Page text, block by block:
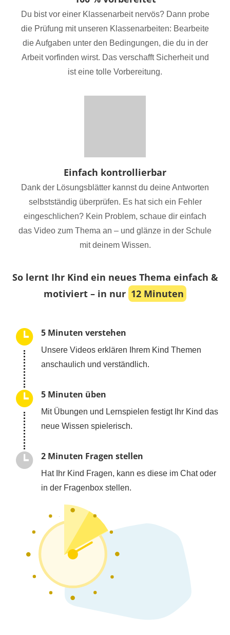
Du bist vor einer Klassenarbeit nervös? Dann probe
die Prüfung mit unseren Klassenarbeiten: Bearbeite
die Aufgaben unter den Bedingungen, die du in der
Arbeit vorfinden wirst. Das verschafft Sicherheit und
ist eine tolle Vorbereitung.
Einfach kontrollierbar
Dank der Lösungsblätter kannst du deine Antworten
selbstständig überprüfen. Es hat sich ein Fehler
eingeschlichen? Kein Problem, schaue dir einfach
das Video zum Thema an – und glänze in der Schule
mit deinem Wissen.
So lernt Ihr Kind ein neues Thema einfach &
motiviert – in nur 12 Minuten
5 Minuten verstehen
Unsere Videos erklären Ihrem Kind Themen
anschaulich und verständlich.
5 Minuten üben
Mit Übungen und Lernspielen festigt Ihr Kind das
neue Wissen spielerisch.
2 Minuten Fragen stellen
Hat Ihr Kind Fragen, kann es diese im Chat oder
in der Fragenbox stellen.